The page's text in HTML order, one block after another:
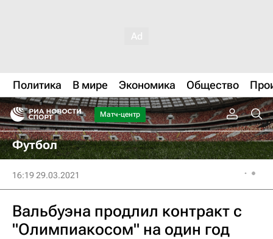
Политика В мире Экономика Общество
Матч-центр
Футбол
16:19 29.03.2021
Вальбуэна продлил контракт с
"Олимпиакосом" на один год